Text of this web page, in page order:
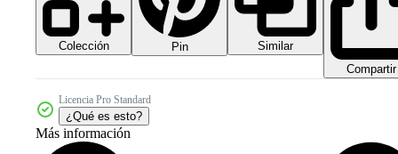
Colección Pin
Similar
Compartir
Licencia Pro Standard
¿Qué es esto?
Más información